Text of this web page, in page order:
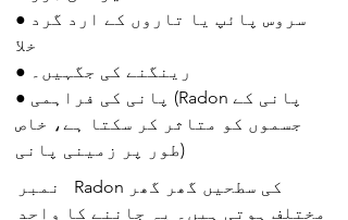
● سروس پائپ یا تاروں کے ارد گرد
خلا
● رینگنے کی جگہیں۔
● پانی کی فراہمی (Radon پانی کے
جسموں کو متاثر کر سکتا ہے، خاص
طور پر زمینی پانی)
نمبر Radon کی سطحیں گھر گھر
مختلف ہوتی ہیں۔ یہ جاننے کا واحد